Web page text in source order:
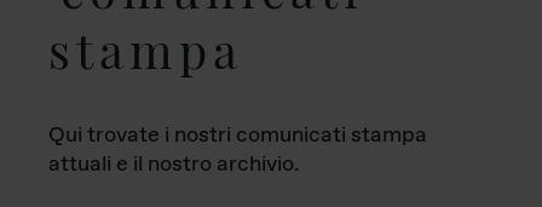
stampa
Qui trovate i nostri comunicati stampa
attuali e il nostro archivio.